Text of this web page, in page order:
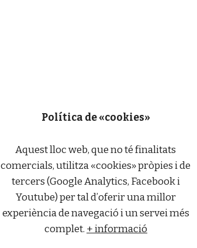
Política de «cookies»
Aquest lloc web, que no té finalitats
comercials, utilitza «cookies» pròpies i de
tercers (Google Analytics, Facebook i
Youtube) per tal d’oferir una millor
experiència de navegació i un servei més
complet. + informació